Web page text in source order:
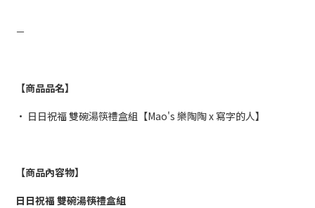
－
【商品品名】
• 日日祝福 雙碗湯筷禮盒組【Mao's 樂陶陶 x 寫字的人】
【商品內容物】
日日祝福 雙碗湯筷禮盒組